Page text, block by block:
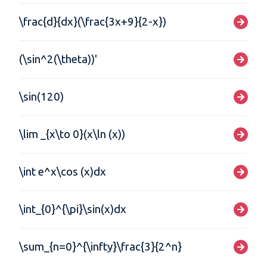
\frac{d}{dx}(\frac{3x+9}{2-x})
(\sin^2(\theta))'
\sin(120)
\lim _{x\to 0}(x\ln (x))
\int e^x\cos (x)dx
\int_{0}^{\pi}\sin(x)dx
\sum_{n=0}^{\infty}\frac{3}{2^n}